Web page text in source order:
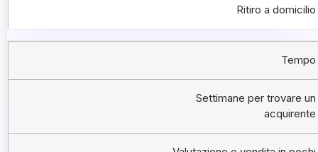
Ritiro a domicilio
Tempo
Settimane per trovare un
acquirente